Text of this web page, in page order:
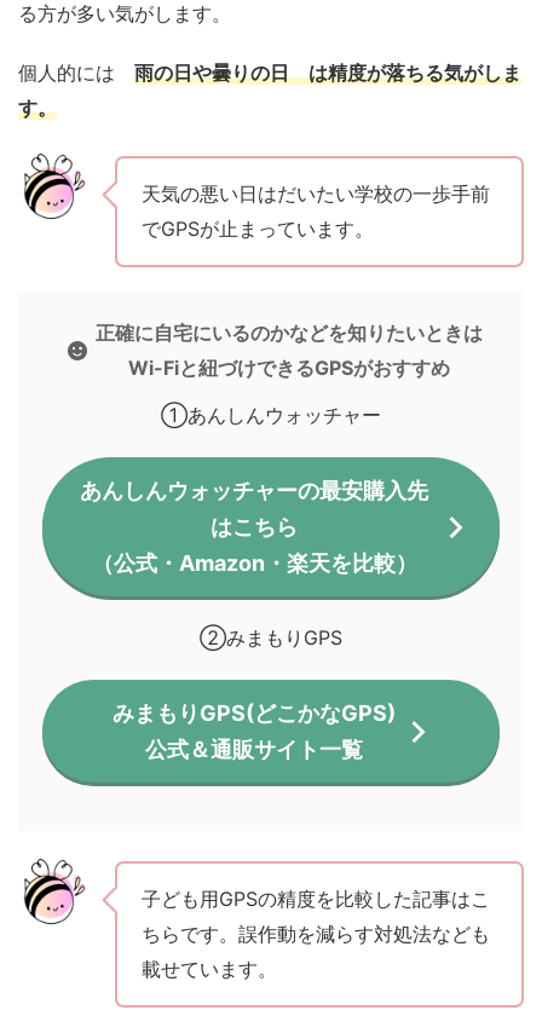
る方が多い気がします。
個人的には 雨の日や曇りの日 は精度が落ちる気がしま
す。
天気の悪い日はだいたい学校の一歩手前
でGPSが止まっています。
正確に自宅にいるのかなどを知りたいときは
Wi-Fiと紐づけできるGPSがおすすめ
①あんしんウォッチャー
あんしんウォッチャーの最安購入先
はこちら
（公式・Amazon・楽天を比較）
②みまもりGPS
みまもりGPS(どこかなGPS)
公式＆通販サイト一覧
子ども用GPSの精度を比較した記事はこ
ちらです。誤作動を減らす対処法なども
載せています。